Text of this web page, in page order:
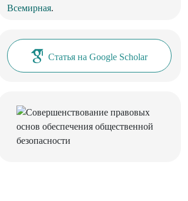
Всемирная.
Статья на Google Scholar